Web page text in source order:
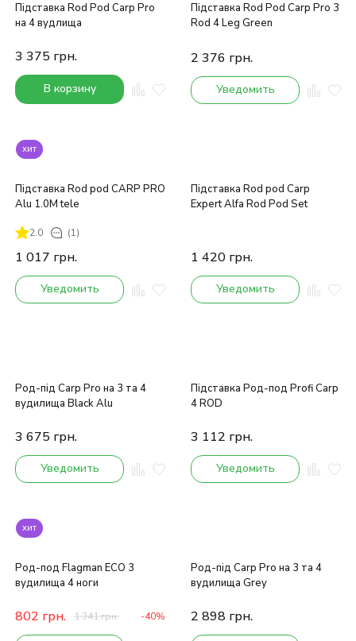
Підставка Rod Pod Carp Pro
на 4 вудлища
3 375 грн.
В корзину
Підставка Rod Pod Carp Pro 3
Rod 4 Leg Green
2 376 грн.
Уведомить
хит
Підставка Rod pod CARP PRO
Alu 1.0M tele
2.0 (1)
1 017 грн.
Уведомить
Підставка Rod pod Carp
Expert Alfa Rod Pod Set
1 420 грн.
Уведомить
Род-під Carp Pro на 3 та 4
вудилища Black Alu
3 675 грн.
Уведомить
Підставка Род-под Profi Carp
4 ROD
3 112 грн.
Уведомить
хит
Род-под Flagman ECO 3
вудилища 4 ноги
802 грн. 1 341грн. -40%
Род-під Carp Pro на 3 та 4
вудилища Grey
2 898 грн.